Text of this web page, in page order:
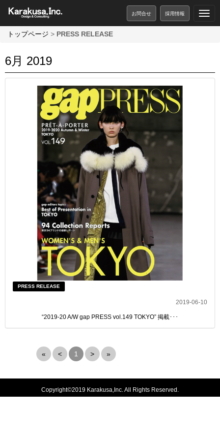
採用情報
お問合せ
トップページ > PRESS RELEASE
6月 2019
PRESS RELEASE
2019-06-10
“2019-20 A/W gap PRESS vol.149 TOKYO” 掲載･･･
« < 1 > »
Copyright©2019 Karakusa,Inc. All Rights Reserved.